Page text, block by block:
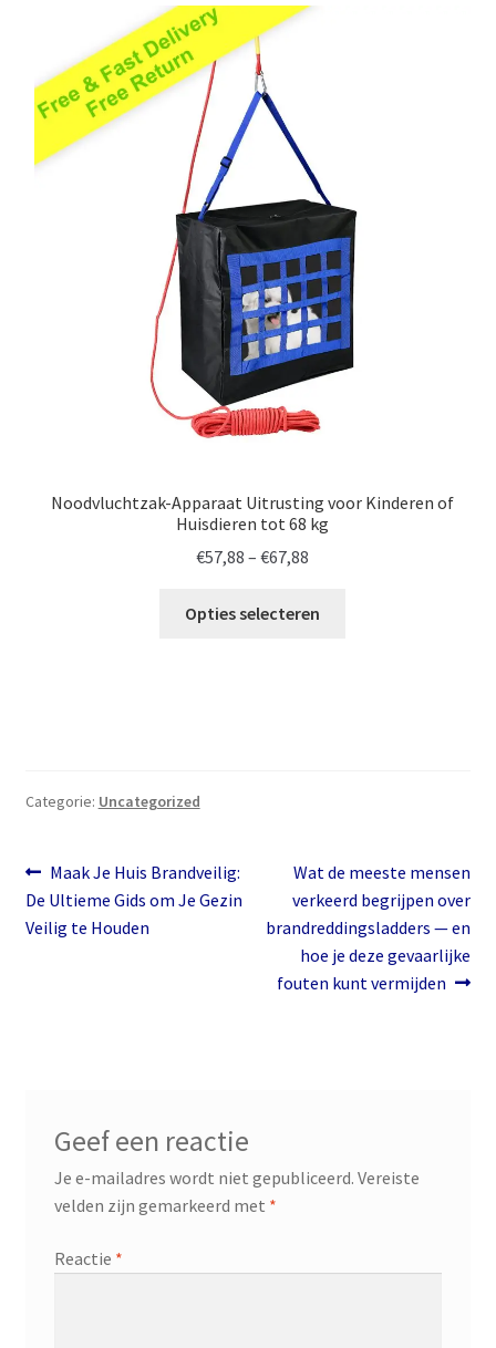
Noodvluchtzak-Apparaat Uitrusting voor Kinderen of
Huisdieren tot 68 kg
€57,88 – €67,88
tot
Opties selecteren
Categorie: Uncategorized
Bericht
navigatie
Vorig
bericht:
Maak Je Huis Brandveilig:
De Ultieme Gids om Je Gezin
Veilig te Houden
Volgend
bericht:
Wat de meeste mensen
verkeerd begrijpen over
brandreddingsladders — en
hoe je deze gevaarlijke
fouten kunt vermijden
Geef een reactie
Je e-mailadres wordt niet gepubliceerd. Vereiste
velden zijn gemarkeerd met *
Reactie *